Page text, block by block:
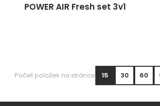
POWER AIR Fresh set 3v1
Počet položek na stránce 15 30 60